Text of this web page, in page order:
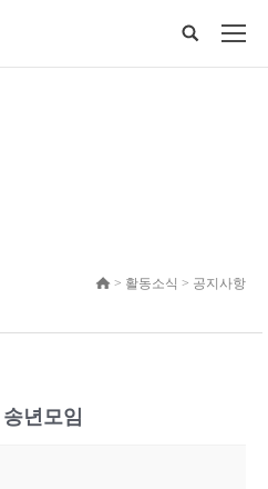
> 활동소식 > 공지사항
년모임